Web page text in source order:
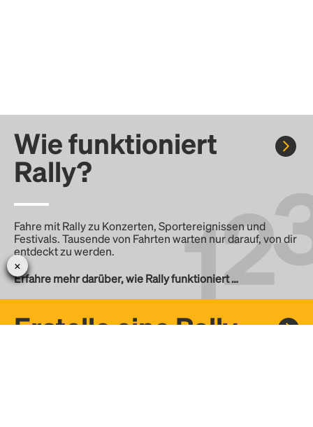
Wie funktioniert
Rally?
Fahre mit Rally zu Konzerten, Sportereignissen und
Festivals. Tausende von Fahrten warten nur darauf, von dir
entdeckt zu werden.
Erfahre mehr darüber, wie Rally funktioniert …
Erstelle eine Rally